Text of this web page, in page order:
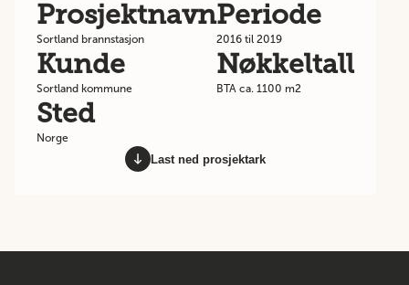
Prosjektnavn
Sortland brannstasjon
Kunde
Sortland kommune
Sted
Norge
Periode
2016 til 2019
Nøkkeltall
BTA ca. 1100 m2
Last ned prosjektark